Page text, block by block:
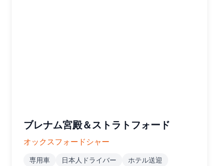
ブレナム宮殿＆ストラトフォード
オックスフォードシャー
専用車 日本人ドライバー
ホテル送迎